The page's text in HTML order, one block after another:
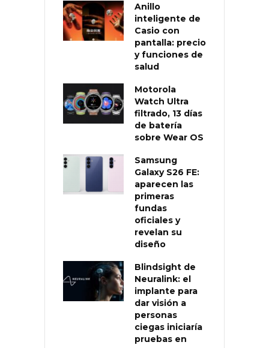
Anillo
inteligente de
Casio con
pantalla: precio
y funciones de
salud
Motorola
Watch Ultra
filtrado, 13 días
de batería
sobre Wear OS
Samsung
Galaxy S26 FE:
aparecen las
primeras
fundas
oficiales y
revelan su
diseño
Blindsight de
Neuralink: el
implante para
dar visión a
personas
ciegas iniciaría
pruebas en